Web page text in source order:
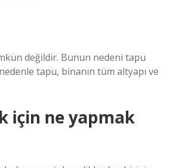
değildir. Bunun nedeni tapu
tapu, binanın tüm altyapı ve
için ne yapmak